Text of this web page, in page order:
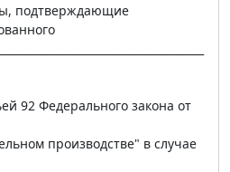
подтверждающие
92 Федерального закона от
производстве" в случае